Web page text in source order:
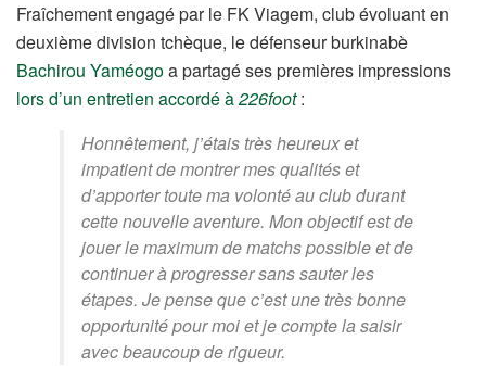
Fraîchement engagé par le FK Viagem, club évoluant en
deuxième division tchèque, le défenseur burkinabè
Bachirou Yaméogoa partagé ses premières impressions
lors d’un entretien accordé à226foot :
Honnêtement, j’étais très heureux et
impatient de montrer mes qualités et
d’apporter toute ma volonté au club durant
cette nouvelle aventure. Mon objectif est de
jouer le maximum de matchs possible et de
continuer à progresser sans sauter les
étapes. Je pense que c’est une très bonne
opportunité pour moi et je compte la saisir
avec beaucoup de rigueur.